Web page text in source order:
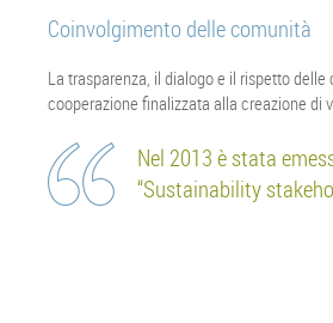
Coinvolgimento delle comunità
La trasparenza, il dialogo e il rispetto
cooperazione finalizzata alla creazione di
Nel 2013 è stata
“Sustainability